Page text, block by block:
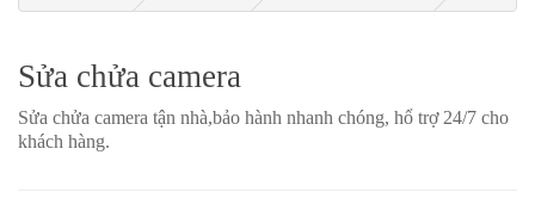
Sửa chửa camera
Sửa chửa camera tận nhà,bảo hành nhanh chóng, hổ trợ 24/7 cho
khách hàng.